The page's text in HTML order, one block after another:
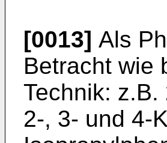
[0013] Als
Betracht wie
Technik:
2-, 3- und 4-